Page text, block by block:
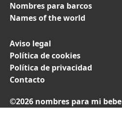
Nombres para barcos
Names of the world
Aviso legal
Política de cookies
Política de privacidad
Contacto
©2026 nombres para mi bebe